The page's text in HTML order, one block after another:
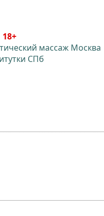
18+
массаж Москва
СПб